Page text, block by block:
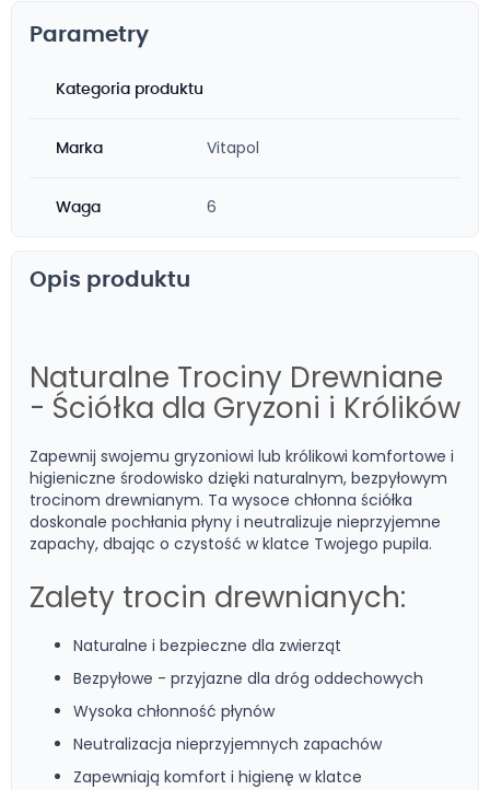
Parametry
Kategoria produktu
Marka Vitapol
Waga 6
Opis produktu
Naturalne Trociny Drewniane
- Ściółka dla Gryzoni i Królików
Zapewnij swojemu gryzoniowi lub królikowi komfortowe i
higieniczne środowisko dzięki naturalnym, bezpyłowym
trocinom drewnianym. Ta wysoce chłonna ściółka
doskonale pochłania płyny i neutralizuje nieprzyjemne
zapachy, dbając o czystość w klatce Twojego pupila.
Zalety trocin drewnianych:
Naturalne i bezpieczne dla zwierząt
Bezpyłowe - przyjazne dla dróg oddechowych
Wysoka chłonność płynów
Neutralizacja nieprzyjemnych zapachów
Zapewniają komfort i higienę w klatce